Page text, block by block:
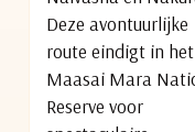
Deze avontuurlijke
route eindigt in het
Maasai Mara
Reserve voor